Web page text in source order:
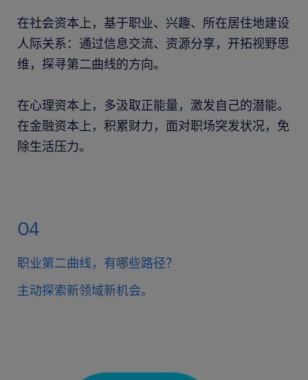
在社会资本上，基于职业、兴趣、所在居住地建设
人际关系：通过信息交流、资源分享，开拓视野思
维，探寻第二曲线的方向。
在心理资本上，多汲取正能量，激发自己的潜能。
在金融资本上，积累财力，面对职场突发状况，免
除生活压力。
04
职业第二曲线，有哪些路径？
主动探索新领域新机会。